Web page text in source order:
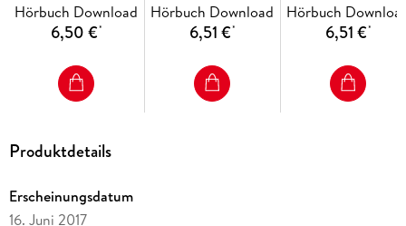
Hörbuch Download
6,50 €*
Hörbuch Download
6,51 €*
Hörbuch
6,51 €*
Produktdetails
Erscheinungsdatum
16. Juni 2017